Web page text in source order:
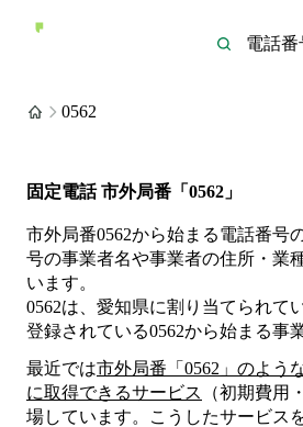
0562
固定電話 市外局番「0562」
市外局番0562から始まる電話番号
号の事業者名や事業者の住所・業
います。
0562は、愛知県に割り当てられて
登録されている0562から始まる事
最近では市外局番「 0562 」のよう
に取得できるサービス
（初期費用
場しています。こうしたサービス